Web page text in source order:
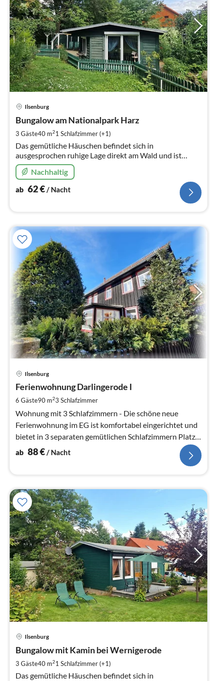
Ilsenburg
Bungalow am Nationalpark Harz
3 Gäste40 m21 Schlafzimmer (+1)
Das gemütliche Häuschen befindet sich in
ausgesprochen ruhige Lage direkt am Wald und ist
komplett eingezäunt.
Nachhaltig
ab 62€/ Nacht
Ilsenburg
Ferienwohnung Darlingerode I
6 Gäste90 m23 Schlafzimmer
Wohnung mit 3 Schlafzimmern - Die schöne neue
Ferienwohnung im EG ist komfortabel eingerichtet und
bietet in 3 separaten gemütlichen Schlafzimmern Platz
für bis zu 7 Personen.
ab 88€/ Nacht
Ilsenburg
Bungalow mit Kamin bei Wernigerode
3 Gäste40 m21 Schlafzimmer (+1)
Das gemütliche Häuschen befindet sich in